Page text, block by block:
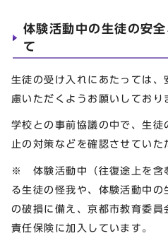
体験活動中の生徒の安
て
生徒の受け入れにあたっては、
慮いただくようお願いしており
学校との事前協議の中で、生徒
止の対策などを確認させてい
※ 体験活動中（往復途上を含
る生徒の怪我や、体験活動中
の破損に備え、京都市教育委
責任保険に加入しています。